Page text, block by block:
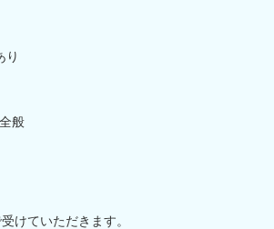
り
般
けていただきます。